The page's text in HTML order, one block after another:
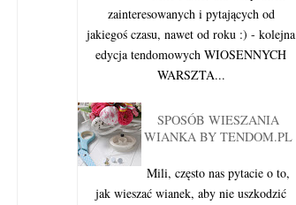
zainteresowanych i pytających od
jakiegoś czasu, nawet od roku :) - kolejna
edycja tendomowych WIOSENNYCH
WARSZTA...
SPOSÓB WIESZANIA
WIANKA BY TENDOM.PL
Mili, często nas pytacie o to,
jak wieszać wianek, aby nie uszkodzić